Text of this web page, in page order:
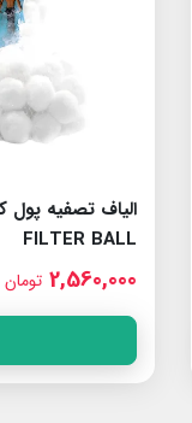
FILTER BALL
2,560,000 تومان